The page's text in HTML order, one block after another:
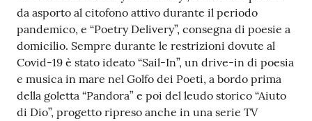
da asporto al citofono attivo durante il periodo
pandemico, e “Poetry Delivery”, consegna di poesie a
domicilio. Sempre durante le restrizioni dovute al
Covid-19 è stato ideato “Sail-In”, un drive-in di poesia
e musica in mare nel Golfo dei Poeti, a bordo prima
della goletta “Pandora” e poi del leudo storico “Aiuto
di Dio”, progetto ripreso anche in una serie TV